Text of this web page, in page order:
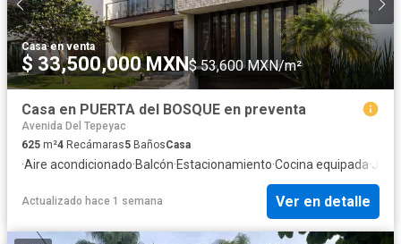
Casa·en venta
$ 33,500,000 MXN$ 53,600 MXN/m²
Casa en PUERTA del BOSQUE en preventa
Avenida Del Tepeyac
625 m²4 Recámaras5 BañosCasa
·Aire acondicionado·Balcón·Estacionamiento·Cocina equipada·
Actualizado hace 1 semana Ver en detalle